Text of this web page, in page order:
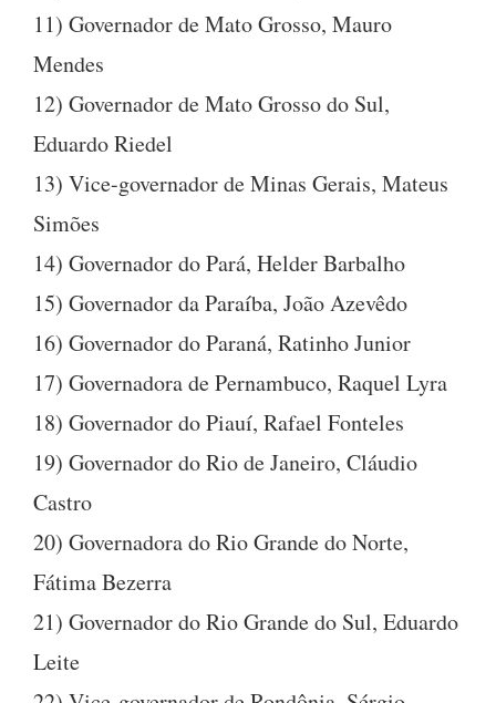
11) Governador de Mato Grosso, Mauro
Mendes
12) Governador de Mato Grosso do Sul,
Eduardo Riedel
13) Vice-governador de Minas Gerais, Mateus
Simões
14) Governador do Pará, Helder Barbalho
15) Governador da Paraíba, João Azevêdo
16) Governador do Paraná, Ratinho Junior
17) Governadora de Pernambuco, Raquel Lyra
18) Governador do Piauí, Rafael Fonteles
19) Governador do Rio de Janeiro, Cláudio
Castro
20) Governadora do Rio Grande do Norte,
Fátima Bezerra
21) Governador do Rio Grande do Sul, Eduardo
Leite